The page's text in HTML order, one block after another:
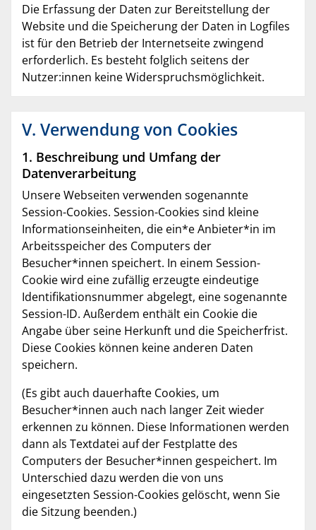
Die Erfassung der Daten zur Bereitstellung der
Website und die Speicherung der Daten in Logfiles
ist für den Betrieb der Internetseite zwingend
erforderlich. Es besteht folglich seitens der
Nutzer:innen keine Widerspruchsmöglichkeit.
V. Verwendung von Cookies
1. Beschreibung und Umfang der
Datenverarbeitung
Unsere Webseiten verwenden sogenannte
Session-Cookies. Session-Cookies sind kleine
Informationseinheiten, die ein*e Anbieter*in im
Arbeitsspeicher des Computers der
Besucher*innen speichert. In einem Session-
Cookie wird eine zufällig erzeugte eindeutige
Identifikationsnummer abgelegt, eine sogenannte
Session-ID. Außerdem enthält ein Cookie die
Angabe über seine Herkunft und die Speicherfrist.
Diese Cookies können keine anderen Daten
speichern.
(Es gibt auch dauerhafte Cookies, um
Besucher*innen auch nach langer Zeit wieder
erkennen zu können. Diese Informationen werden
dann als Textdatei auf der Festplatte des
Computers der Besucher*innen gespeichert. Im
Unterschied dazu werden die von uns
eingesetzten Session-Cookies gelöscht, wenn Sie
die Sitzung beenden.)